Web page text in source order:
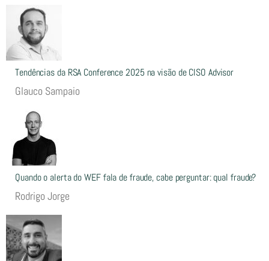
Tendências da RSA Conference 2025 na visão de CISO Advisor
Glauco Sampaio
Quando o alerta do WEF fala de fraude, cabe perguntar: qual fraude?
Rodrigo Jorge